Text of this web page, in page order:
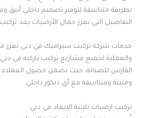
بطريقة متناسقة لتوفير تصميم داخلي أنيق
التفاصيل التي تعزز جمال الأرضيات بعد
خدمات شركة تركيب سيراميك في دبي تعزز من
والعملية لجميع مشاريع تركيب باركيه في
الفارس للصيانة، حيث تضمن حصول العملاء
ومتينة ومتناسقة مع أي ديكور داخلي.
تركيب ارضيات ثلاثية الابعاد في دبي